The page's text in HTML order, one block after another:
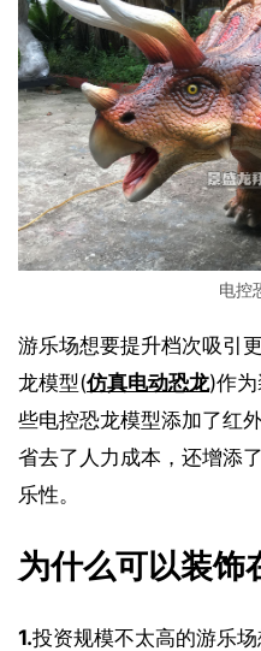
电控
游乐场想要提升档次吸引
龙模型(仿真电动恐龙)作
些电控恐龙模型添加了红
省去了人力成本，还增添
乐性。
为什么可以装饰
1.投资规模不太高的游乐